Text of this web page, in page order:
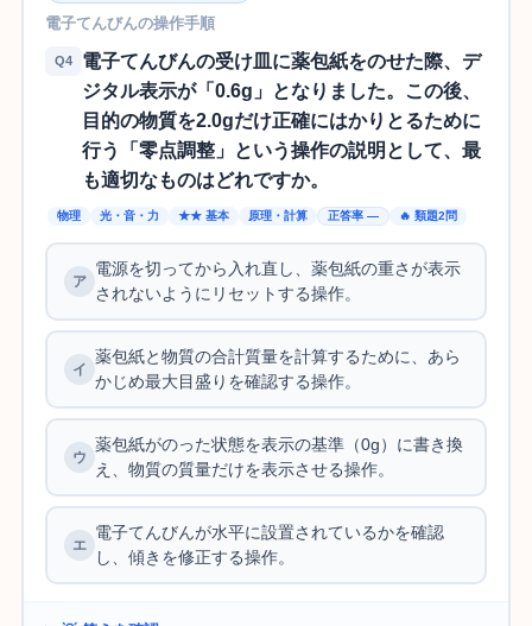
電子てんびんの操作手順
Q4
電子てんびんの受け皿に薬包紙をのせた際、デ
ジタル表示が「0.6g」となりました。この後、
目的の物質を2.0gだけ正確にはかりとるために
行う「零点調整」という操作の説明として、最
も適切なものはどれですか。
物理 光・音・力 ★★ 基本 原理・計算 正答率 — 🔥 類題2問
電源を切ってから入れ直し、薬包紙の重さが表示
されないようにリセットする操作。
薬包紙と物質の合計質量を計算するために、あら
かじめ最大目盛りを確認する操作。
薬包紙がのった状態を表示の基準（0g）に書き換
え、物質の質量だけを表示させる操作。
電子てんびんが水平に設置されているかを確認
し、傾きを修正する操作。